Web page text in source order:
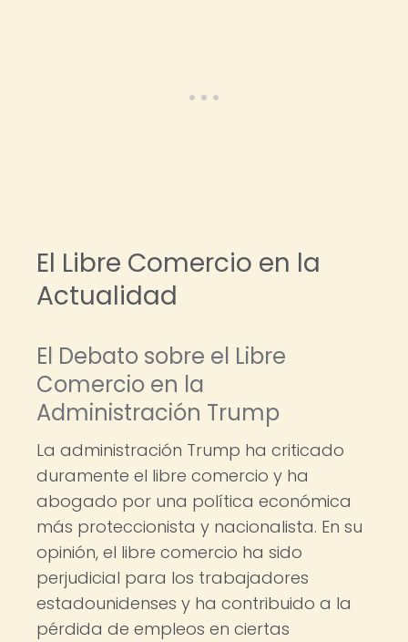
El Libre Comercio en la
Actualidad
El Debato sobre el Libre
Comercio en la
Administración Trump
La administración Trump ha criticado
duramente el libre comercio y ha
abogado por una política económica
más proteccionista y nacionalista. En su
opinión, el libre comercio ha sido
perjudicial para los trabajadores
estadounidenses y ha contribuido a la
pérdida de empleos en ciertas